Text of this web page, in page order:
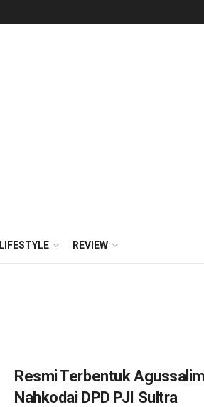
LIFESTYLE REVIEW
Resmi Terbentuk Agussalim
Nahkodai DPD PJI Sultra